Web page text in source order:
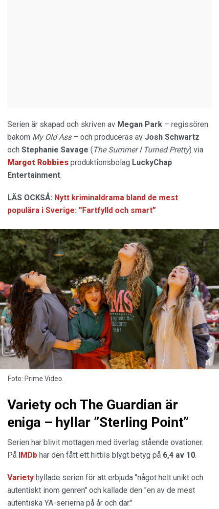
Serien är skapad och skriven av Megan Park – regissören
bakom My Old Ass– och produceras av Josh Schwartz
och Stephanie Savage (The Summer I Turned Pretty) via
Margot Robbies produktionsbolag LuckyChap
Entertainment.
LÄS OCKSÅ: Nytt kriminaldrama bland de mest
populära i Sverige: ”Fartfylld och smart”
Foto: Prime Video.
Variety och The Guardian är
eniga – hyllar ”Sterling Point”
Serien har blivit mottagen med överlag stående ovationer.
På IMDb har den fått ett hittils blygt betyg på 6,4 av 10.
Variety hyllade serien för att erbjuda "något helt unikt och
autentiskt inom genren" och kallade den "en av de mest
autentiska YA-serierna på år och dar."